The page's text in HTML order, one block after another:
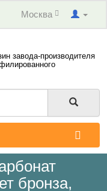
Москва
завода-производителя
бронза,